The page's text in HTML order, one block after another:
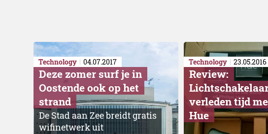
Technology 04.07.2017
Deze zomer surf je in
Oostende ook op het
strand
De Stad aan Zee breidt gratis
wifinetwerk uit
Technology 23.05.2016
Review:
verleden tijd
Hue